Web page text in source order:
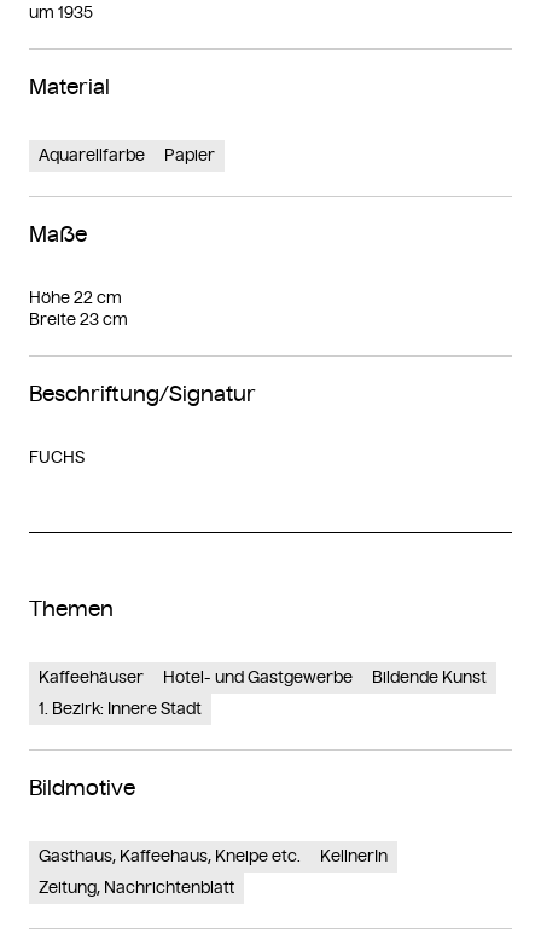
um 1935
Material
Aquarellfarbe Papier
Maße
Höhe 22 cm
Breite 23 cm
Beschriftung/Signatur
FUCHS
Themen
Kaffeehäuser Hotel- und Gastgewerbe
Bildende Kunst
1. Bezirk: Innere Stadt
Bildmotive
Gasthaus, Kaffeehaus, Kneipe etc.
KellnerIn
Zeitung, Nachrichtenblatt